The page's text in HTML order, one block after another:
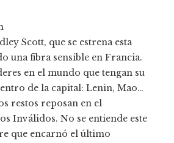
Scott, que se estrena esta
una fibra sensible en Francia.
en el mundo que tengan su
de la capital: Lenin, Mao…
restos reposan en el
Inválidos. No se entiende este
que encarnó el último